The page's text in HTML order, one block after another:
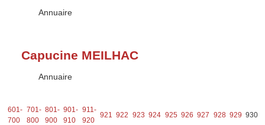
Type :
Annuaire
Capucine MEILHAC
Type :
Annuaire
601-
700
701-
800
801-
900
901-
910
911-
920
921 922 923 924 925 926 927 928 929 930